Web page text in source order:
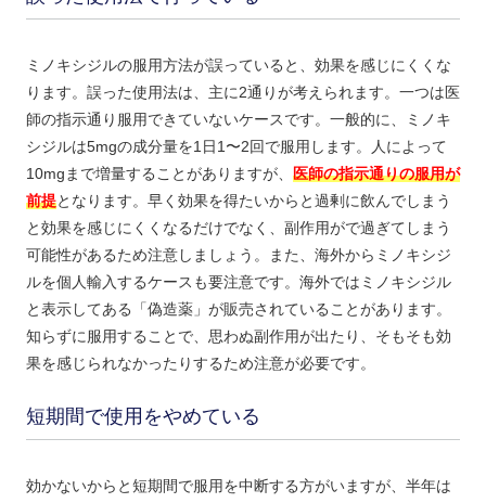
ミノキシジルの服用方法が誤っていると、効果を感じにくくな
ります。誤った使用法は、主に2通りが考えられます。一つは医
師の指示通り服用できていないケースです。一般的に、ミノキ
シジルは5mgの成分量を1日1〜2回で服用します。人によって
10mgまで増量することがありますが、 医師の指示通りの服用が
前提となります。早く効果を得たいからと過剰に飲んでしまう
と効果を感じにくくなるだけでなく、副作用がで過ぎてしまう
可能性があるため注意しましょう。また、海外からミノキシジ
ルを個人輸入するケースも要注意です。海外ではミノキシジル
と表示してある「偽造薬」が販売されていることがあります。
知らずに服用することで、思わぬ副作用が出たり、そもそも効
果を感じられなかったりするため注意が必要です。
短期間で使用をやめている
効かないからと短期間で服用を中断する方がいますが、半年は